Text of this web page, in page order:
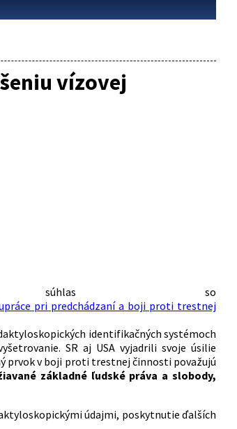
vízovej
súhlas so
pri predchádzaní a boji proti trestnej
identifikačných systémoch
SR aj USA vyjadrili svoje úsilie
prvok v boji proti trestnej činnosti považujú
základné ľudské práva a slobody,
údajmi, poskytnutie ďalších